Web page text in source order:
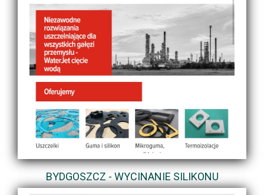
BYDGOSZCZ - WYCINANIE SILIKONU